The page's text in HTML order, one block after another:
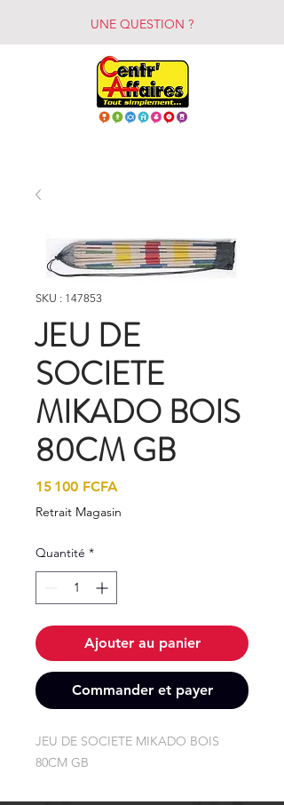
UNE QUESTION ?
SKU : 147853
JEU DE
SOCIETE
MIKADO BOIS
80CM GB
15 100 FCFA
Retrait Magasin
Quantité *
Ajouter au panier
Commander et payer
JEU DE SOCIETE MIKADO BOIS
80CM GB